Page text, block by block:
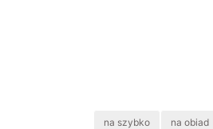
na szybko na obiad